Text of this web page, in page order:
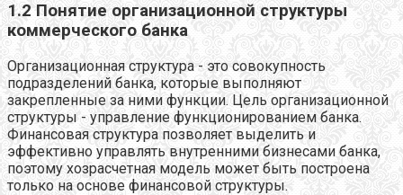
1.2 Понятие организационной структуры
коммерческого банка
Организационная структура - это совокупность
подразделений банка, которые выполняют
закрепленные за ними функции. Цель организационной
структуры - управление функционированием банка.
Финансовая структура позволяет выделить и
эффективно управлять внутренними бизнесами банка,
поэтому хозрасчетная модель может быть построена
только на основе финансовой структуры.